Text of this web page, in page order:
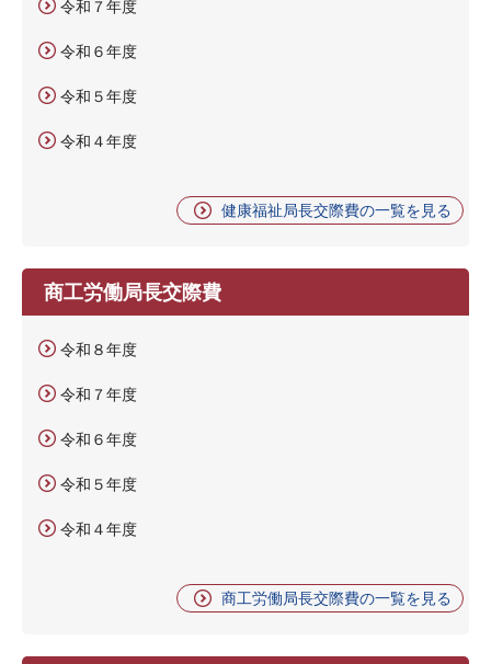
令和７年度
令和６年度
令和５年度
令和４年度
健康福祉局長交際費の一覧を見る
商工労働局長交際費
令和８年度
令和７年度
令和６年度
令和５年度
令和４年度
商工労働局長交際費の一覧を見る